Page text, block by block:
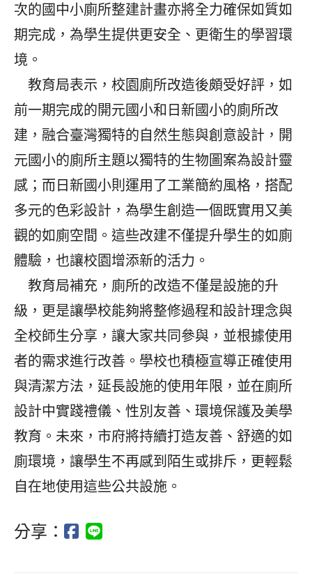
次的國中小廁所整建計畫亦將全力確保如質如
期完成，為學生提供更安全、更衛生的學習環
境。
教育局表示，校園廁所改造後頗受好評，如
前一期完成的開元國小和日新國小的廁所改
建，融合臺灣獨特的自然生態與創意設計，開
元國小的廁所主題以獨特的生物圖案為設計靈
感；而日新國小則運用了工業簡約風格，搭配
多元的色彩設計，為學生創造一個既實用又美
觀的如廁空間。這些改建不僅提升學生的如廁
體驗，也讓校園增添新的活力。
教育局補充，廁所的改造不僅是設施的升
級，更是讓學校能夠將整修過程和設計理念與
全校師生分享，讓大家共同參與，並根據使用
者的需求進行改善。學校也積極宣導正確使用
與清潔方法，延長設施的使用年限，並在廁所
設計中實踐禮儀、性別友善、環境保護及美學
教育。未來，市府將持續打造友善、舒適的如
廁環境，讓學生不再感到陌生或排斥，更輕鬆
自在地使用這些公共設施。
分享：